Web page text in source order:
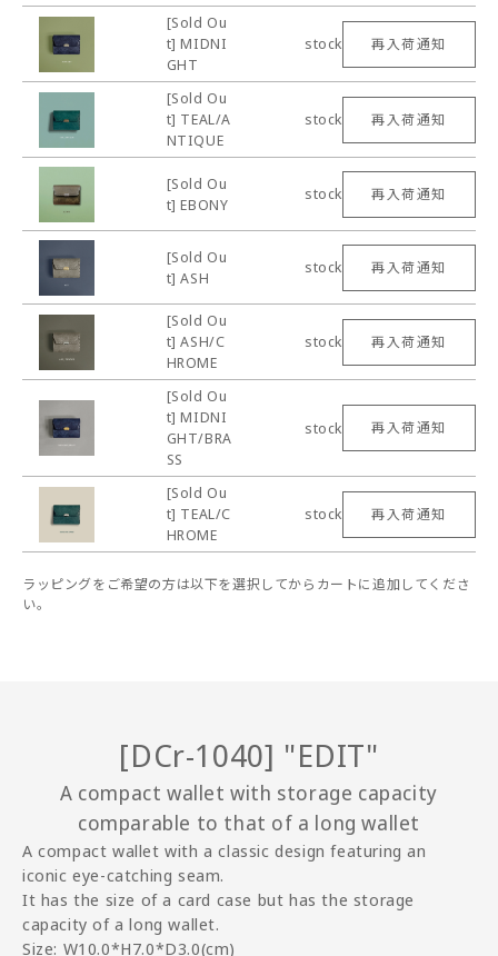
[Sold Ou
t] MIDNI
GHT
stock 再入荷通知
[Sold Ou
t] TEAL/A
NTIQUE
stock 再入荷通知
[Sold Ou
t] EBONY
stock 再入荷通知
[Sold Ou
t] ASH
stock 再入荷通知
[Sold Ou
t] ASH/C
HROME
stock 再入荷通知
[Sold Ou
t] MIDNI
GHT/BRA
SS
stock 再入荷通知
[Sold Ou
t] TEAL/C
HROME
stock 再入荷通知
ラッピングをご希望の方は以下を選択してからカートに追加してくださ
い。
[DCr-1040] "EDIT"
A compact wallet with storage capacity
comparable to that of a long wallet
A compact wallet with a classic design featuring an
iconic eye-catching seam.
It has the size of a card case but has the storage
capacity of a long wallet.
Size: W10.0*H7.0*D3.0(cm)